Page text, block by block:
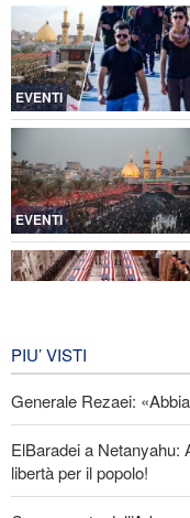
Baghaei: Il clima dei
Hormuz è positivo
Attacco aereo saudita
Oltre 22 milioni di
dell'Arbaeen
EVENTI
EVENTI
PIU’ VISTI
Generale Rezaei:
ElBaradei a Netanyahu:
libertà per il popolo!